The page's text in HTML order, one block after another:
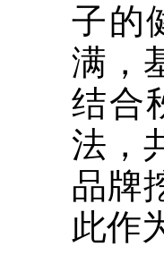
子的
满，
结合
法，
品牌
此作